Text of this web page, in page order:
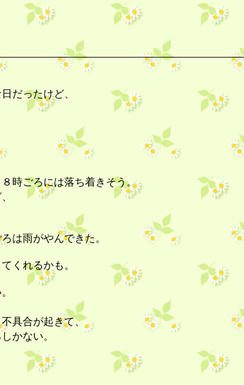
だったけど、
時ごろには落ち着きそう。
は雨がやんできた。
くれるかも。
具合が起きて、
かない。